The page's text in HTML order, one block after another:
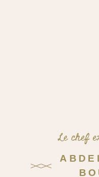
Le chef